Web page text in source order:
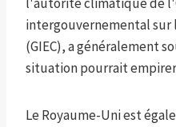
intergouvernemental
(GIEC), a généralement
situation pourrait
Le Royaume-Uni est